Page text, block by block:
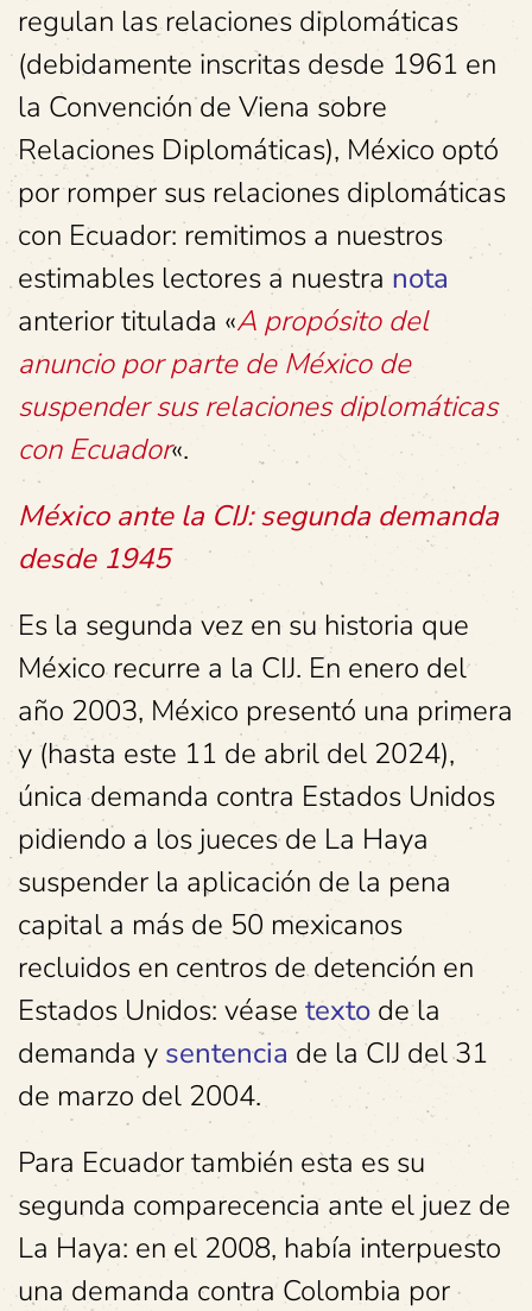
regulan las relaciones diplomáticas
(debidamente inscritas desde 1961 en
la Convención de Viena sobre
Relaciones Diplomáticas), México optó
por romper sus relaciones diplomáticas
con Ecuador: remitimos a nuestros
estimables lectores a nuestra nota
anterior titulada «A propósito del
anuncio por parte de México de
suspender sus relaciones diplomáticas
con Ecuador«.
México ante la CIJ: segunda demanda
desde 1945
Es la segunda vez en su historia que
México recurre a la CIJ. En enero del
año 2003, México presentó una primera
y (hasta este 11 de abril del 2024),
única demanda contra Estados Unidos
pidiendo a los jueces de La Haya
suspender la aplicación de la pena
capital a más de 50 mexicanos
recluidos en centros de detención en
Estados Unidos: véase texto de la
demanda y sentencia de la CIJ del 31
de marzo del 2004.
Para Ecuador también esta es su
segunda comparecencia ante el juez de
La Haya: en el 2008, había interpuesto
una demanda contra Colombia por